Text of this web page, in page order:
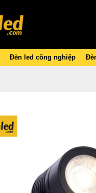
Đèn led công nghiệp